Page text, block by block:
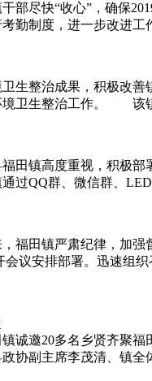
部尽快“收心”，确保
勤制度，进一步改进工
整治成果，积极改善
境卫生整治工作。 该
镇高度重视，积极部
QQ群、微信群、LED
田镇严肃纪律，加强
安排部署。迅速组织
诚邀20多名乡贤齐聚福
协副主席李茂清、镇全